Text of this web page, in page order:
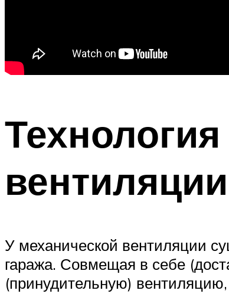
вентиляции
У механической вентиляции
гаража. Совмещая в себе
(принудительную)